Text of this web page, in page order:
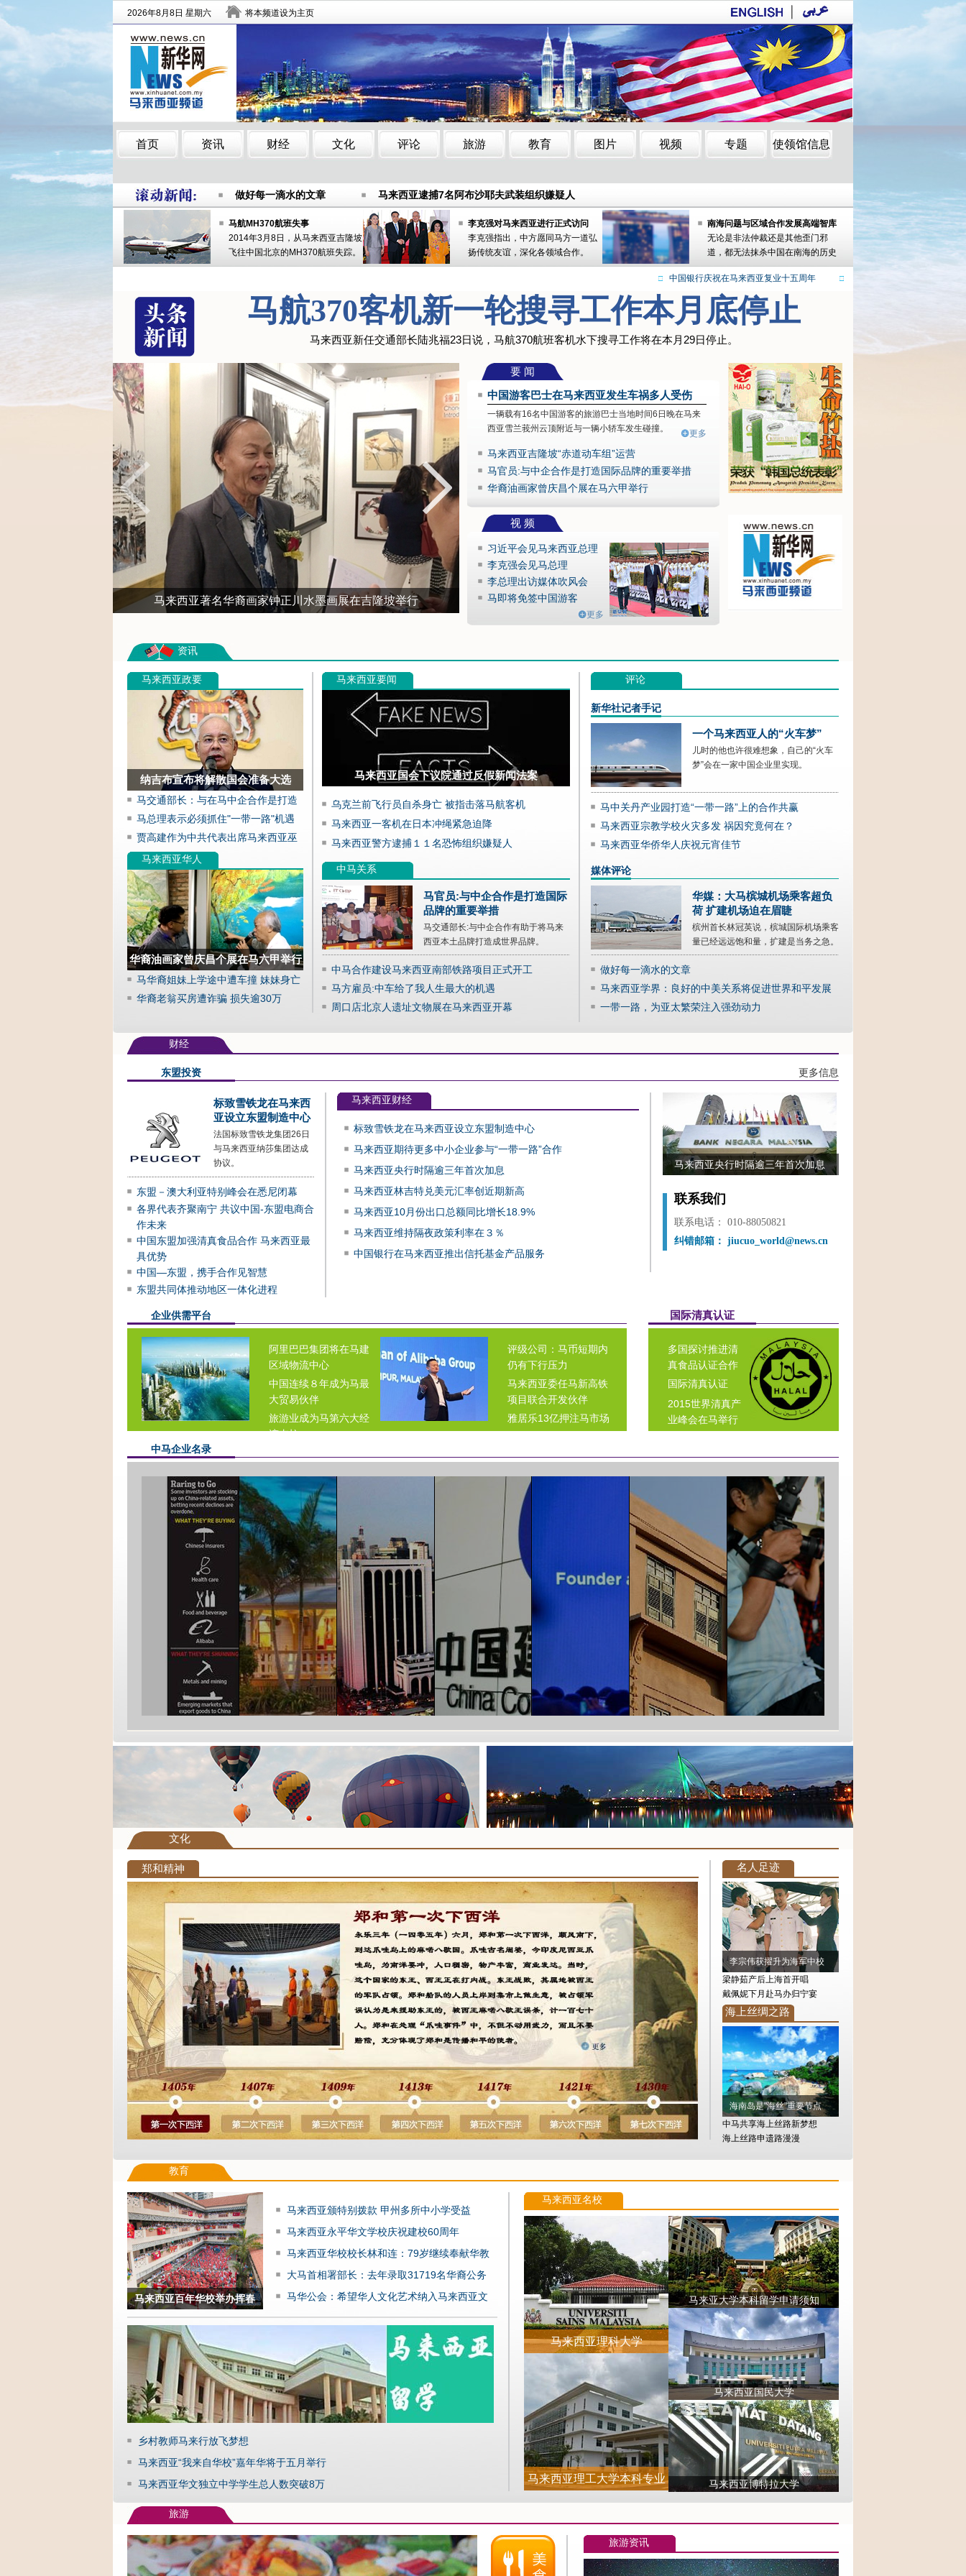
春节车票热卖 小年夜新加坡到马来西亚车票销售过半 马交通部长：没有放弃搜寻MH370 正寻找另外线索
做好每一滴水的文章 马来西亚逮捕7名阿布沙耶夫武装组织嫌疑人
中国银行借金融科技在马来西亚推进零售银行业务 马来西亚警方逮捕７名纵火嫌疑人
春节车票热卖 小年夜新加坡到马来西亚车票销售过半 马交通部长：没有放弃搜寻MH370 正寻找另外线索
中国银行借金融科技在马来西亚推进零售银行业务 马来西亚警方逮捕７名纵火嫌疑人
马航MH370航班失事
2014年3月8日，从马来西亚吉隆坡
飞往中国北京的MH370航班失踪。
李克强对马来西亚进行正式访问
李克强指出，中方愿同马方一道弘
扬传统友谊，深化各领域合作。
南海问题与区域合作发展高端智库
学术研讨会
无论是非法仲裁还是其他歪门邪
道，都无法抹杀中国在南海的历史
性权利。
中国银行庆祝在马来西亚复业十五周年
厦门大学马来西亚分校正式开学
马航370客机新一轮搜寻工作本月底停止
马来西亚新任交通部长陆兆福23日说，马航370航班客机水下搜寻工作将在本月29日停止。
马来西亚著名华裔画家钟正川水墨画展在吉隆坡举行
要 闻
中国游客巴士在马来西亚发生车祸多人受伤
一辆载有16名中国游客的旅游巴士当地时间6日晚在马来
西亚雪兰莪州云顶附近与一辆小轿车发生碰撞。
更多
马来西亚吉隆坡“赤道动车组”运营
马官员:与中企合作是打造国际品牌的重要举措
华裔油画家曾庆昌个展在马六甲举行
视 频
习近平会见马来西亚总理
李克强会见马总理
李总理出访媒体吹风会
马即将免签中国游客
更多
资讯
马来西亚政要
纳吉布宣布将解散国会准备大选
马交通部长：与在马中企合作是打造
国际品牌的重要举措
马总理表示必须抓住"一带一路"机遇
贾高建作为中共代表出席马来西亚巫
统党代会
马来西亚华人
华裔油画家曾庆昌个展在马六甲举行
马华裔姐妹上学途中遭车撞 妹妹身亡
华裔老翁买房遭诈骗 损失逾30万
马来西亚要闻
马来西亚国会下议院通过反假新闻法案
乌克兰前飞行员自杀身亡 被指击落马航客机
马来西亚一客机在日本冲绳紧急迫降
马来西亚警方逮捕１１名恐怖组织嫌疑人
中马关系
马官员:与中企合作是打造国际
品牌的重要举措
马交通部长:与中企合作有助于将马来
西亚本土品牌打造成世界品牌。
中马合作建设马来西亚南部铁路项目正式开工
马方雇员:中车给了我人生最大的机遇
周口店北京人遗址文物展在马来西亚开幕
评论
新华社记者手记
一个马来西亚人的“火车梦”
儿时的他也许很难想象，自己的“火车
梦”会在一家中国企业里实现。
马中关丹产业园打造“一带一路”上的合作共赢
马来西亚宗教学校火灾多发 祸因究竟何在？
马来西亚华侨华人庆祝元宵佳节
媒体评论
华媒：大马槟城机场乘客超负
荷 扩建机场迫在眉睫
槟州首长林冠英说，槟城国际机场乘客
量已经远远饱和量，扩建是当务之急。
做好每一滴水的文章
马来西亚学界：良好的中美关系将促进世界和平发展
一带一路，为亚太繁荣注入强劲动力
财经
东盟投资 更多信息
标致雪铁龙在马来西
亚设立东盟制造中心
法国标致雪铁龙集团26日
与马来西亚纳莎集团达成
协议。
东盟－澳大利亚特别峰会在悉尼闭幕
各界代表齐聚南宁 共议中国-东盟电商合
作未来
中国东盟加强清真食品合作 马来西亚最
具优势
中国—东盟，携手合作见智慧
东盟共同体推动地区一体化进程
马来西亚财经
标致雪铁龙在马来西亚设立东盟制造中心
马来西亚期待更多中小企业参与“一带一路”合作
马来西亚央行时隔逾三年首次加息
马来西亚林吉特兑美元汇率创近期新高
马来西亚10月份出口总额同比增长18.9%
马来西亚维持隔夜政策利率在３％
中国银行在马来西亚推出信托基金产品服务
马来西亚央行时隔逾三年首次加息
联系我们
联系电话： 010-88050821
纠错邮箱： jiucuo_world@news.cn
企业供需平台
阿里巴巴集团将在马建
区域物流中心
中国连续８年成为马最
大贸易伙伴
旅游业成为马第六大经
济支柱
评级公司：马币短期内
仍有下行压力
马来西亚委任马新高铁
项目联合开发伙伴
雅居乐13亿押注马市场
国际清真认证
多国探讨推进清
真食品认证合作
国际清真认证
2015世界清真产
业峰会在马举行
中马企业名录
马来西亚迎来“中国投资热”马来西亚、新加坡成国人海外置业新宠 高端物业获关注
马来西亚企业计划在菲投资10亿美元建设农业经济区
中国建设银行获得马来西亚商业银行牌照阿里将在马来西亚设物流电商中心 2019年底启用
中国建筑与马来西亚博联置地签署战略合作协议
中国"小米3"智能手机进入马来西亚市场
文化
郑和精神 名人足迹
李宗伟获擢升为海军中校
梁静茹产后上海首开唱
戴佩妮下月赴马办归宁宴
海上丝绸之路
海南岛是"海丝"重要节点
中马共享海上丝路新梦想
海上丝路申遗路漫漫
教育
马来西亚百年华校举办挥春
比赛迎羊年
马来西亚颁特别拨款 甲州多所中小学受益
马来西亚永平华文学校庆祝建校60周年
马来西亚华校校长林和连：79岁继续奉献华教
事业
大马首相署部长：去年录取31719名华裔公务
员
马华公会：希望华人文化艺术纳入马来西亚文
乡村教师马来行放飞梦想
马来西亚“我来自华校”嘉年华将于五月举行
马来西亚华文独立中学学生总人数突破8万
马来西亚名校
马来西亚理科大学
马来西亚理工大学本科专业
及学制介绍
马来亚大学本科留学申请须知
马来西亚国民大学
马来西亚博特拉大学
旅游
旅游资讯